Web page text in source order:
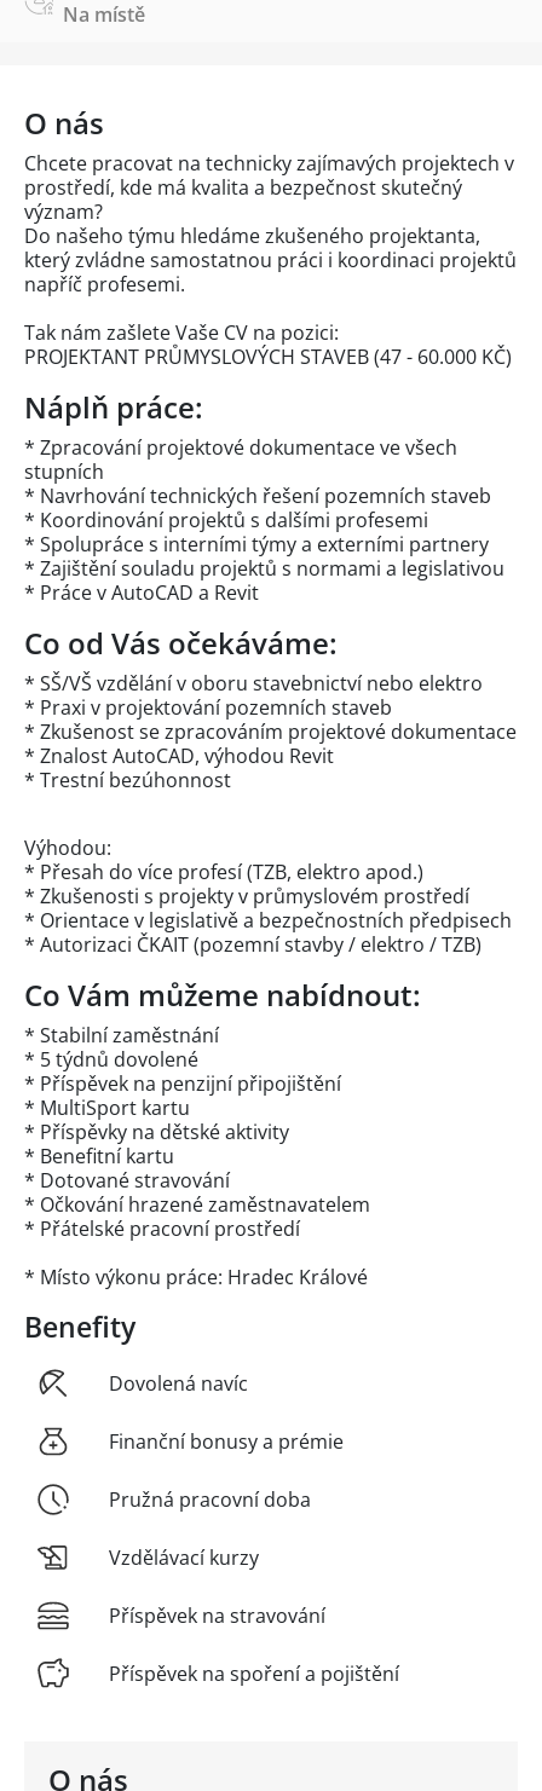
Na místě
O nás
O nás
Chcete pracovat na technicky zajímavých projektech v
prostředí, kde má kvalita a bezpečnost skutečný
význam?
Do našeho týmu hledáme zkušeného projektanta,
který zvládne samostatnou práci i koordinaci projektů
napříč profesemi.
Tak nám zašlete Vaše CV na pozici:
PROJEKTANT PRŮMYSLOVÝCH STAVEB (47 - 60.000 KČ)
Náplň práce:
* Zpracování projektové dokumentace ve všech
stupních
* Navrhování technických řešení pozemních staveb
* Koordinování projektů s dalšími profesemi
* Spolupráce s interními týmy a externími partnery
* Zajištění souladu projektů s normami a legislativou
* Práce v AutoCAD a Revit
Co od Vás očekáváme:
* SŠ/VŠ vzdělání v oboru stavebnictví nebo elektro
* Praxi v projektování pozemních staveb
* Zkušenost se zpracováním projektové dokumentace
* Znalost AutoCAD, výhodou Revit
* Trestní bezúhonnost
Výhodou:
* Přesah do více profesí (TZB, elektro apod.)
* Zkušenosti s projekty v průmyslovém prostředí
* Orientace v legislativě a bezpečnostních předpisech
* Autorizaci ČKAIT (pozemní stavby / elektro / TZB)
Co Vám můžeme nabídnout:
* Stabilní zaměstnání
* 5 týdnů dovolené
* Příspěvek na penzijní připojištění
* MultiSport kartu
* Příspěvky na dětské aktivity
* Benefitní kartu
* Dotované stravování
* Očkování hrazené zaměstnavatelem
* Přátelské pracovní prostředí
* Místo výkonu práce: Hradec Králové
Benefity
Dovolená navíc
Finanční bonusy a prémie
Pružná pracovní doba
Vzdělávací kurzy
Příspěvek na stravování
Příspěvek na spoření a pojištění